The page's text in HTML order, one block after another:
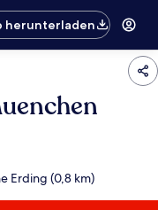
herunterladen
Erding (0,8 km)